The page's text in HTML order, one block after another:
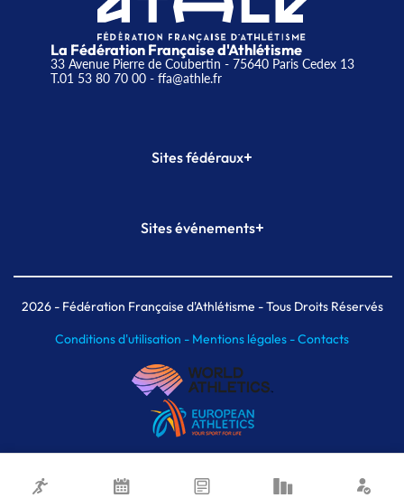
La Fédération Française d'Athlétisme
33 Avenue Pierre de Coubertin - 75640 Paris Cedex 13
T.01 53 80 70 00- ffa@athle.fr
Sites fédéraux+
Plateforme Formation
Sites événements+
Meeting de Paris indoor
MAIF Ekiden de Paris
2026- Fédération Française d'Athlétisme - Tous Droits Réservés
Conditions d'utilisation - Mentions légales -Contacts